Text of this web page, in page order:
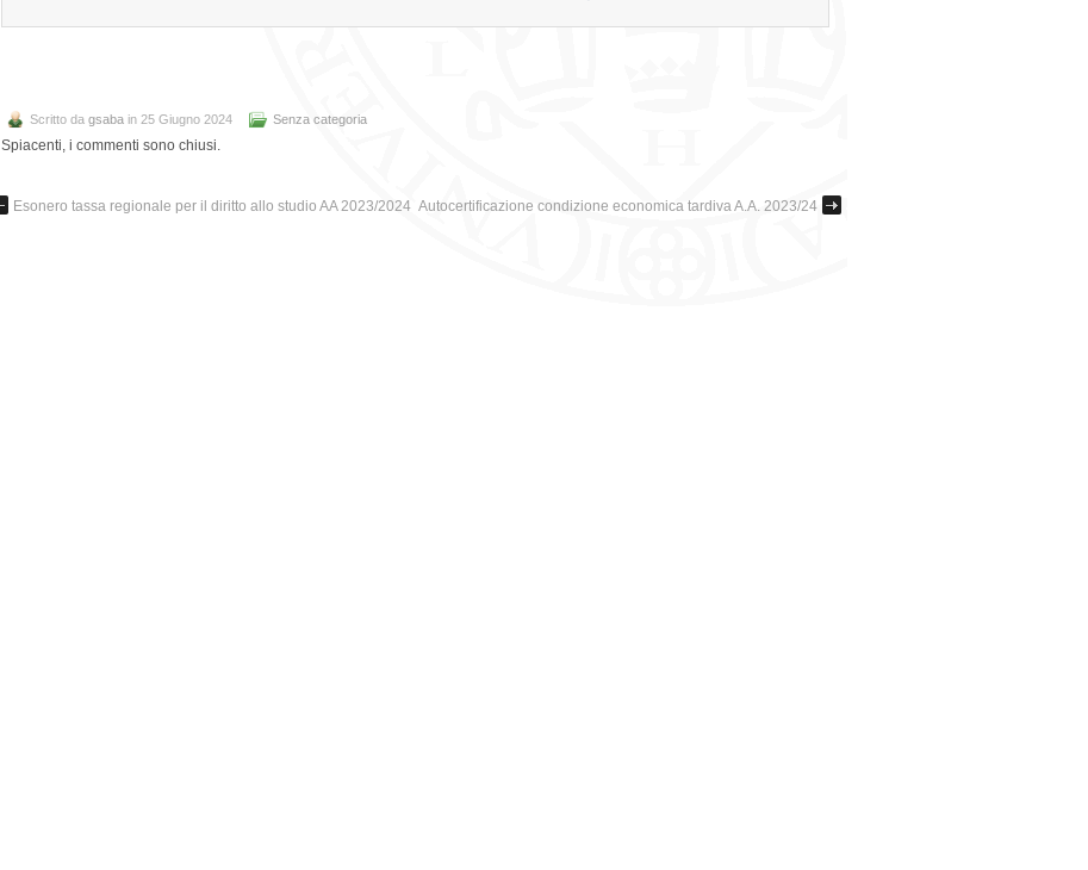
Scritto da gsaba in 25 Giugno 2024 Senza categoria
Spiacenti, i commenti sono chiusi.
Esonero tassa regionale per il diritto allo studio AA 2023/2024 Autocertificazione condizione economica tardiva A.A. 2023/24